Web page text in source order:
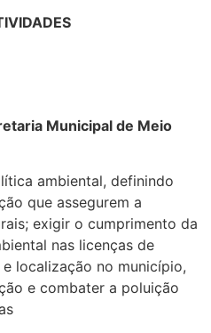
Municipal de Meio
ambiental, definindo
que assegurem a
exigir o cumprimento da
nas licenças de
localização no município,
e combater a poluição